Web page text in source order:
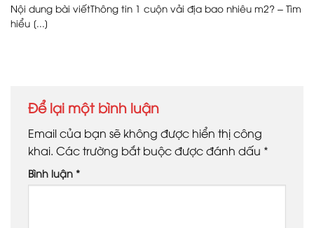
Nội dung bài viếtThông tin 1 cuộn vải địa bao nhiêu m2? – Tìm
hiểu [...]
Để lại một bình luận
Email của bạn sẽ không được hiển thị công
khai. Các trường bắt buộc được đánh dấu *
Bình luận *